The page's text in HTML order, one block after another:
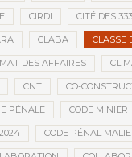
CIRDI CITÉ DES
CLABA CLASSE
DES AFFAIRES
CNT CO-
PÉNALE CODE MINIER
CODE PÉNAL